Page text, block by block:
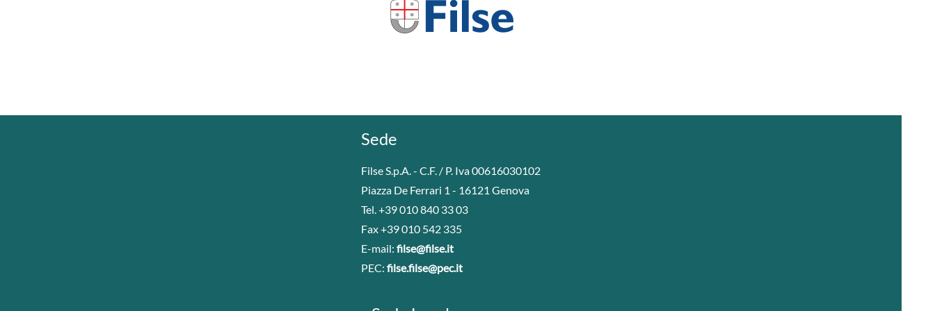
Sede
Filse S.p.A. - C.F. / P. Iva 00616030102
Piazza De Ferrari 1 - 16121 Genova
Tel. +39 010 840 33 03
Fax +39 010 542 335
E-mail: filse@filse.it
PEC: filse.filse@pec.it